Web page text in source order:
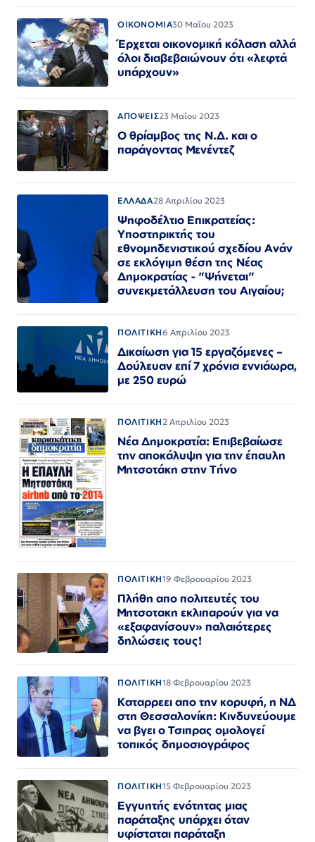
ΟΙΚΟΝΟΜΙΑ30 Μαΐου 2023
Έρχεται οικονομική κόλαση αλλά
όλοι διαβεβαιώνουν ότι «λεφτά
υπάρχουν»
ΑΠΟΨΕΙΣ23 Μαΐου 2023
Ο θρίαμβος της Ν.Δ. και ο
παράγοντας Μενέντεζ
ΕΛΛΑΔΑ28 Απριλίου 2023
Ψηφοδέλτιο Επικρατείας:
Υποστηρικτής του
εθνομηδενιστικού σχεδίου Ανάν
σε εκλόγιμη θέση της Νέας
Δημοκρατίας - "Ψήνεται"
συνεκμετάλλευση του Αιγαίου;
ΠΟΛΙΤΙΚΗ6 Απριλίου 2023
Δικαίωση για 15 εργαζόμενες –
Δούλευαν επί 7 χρόνια εννιάωρα,
με 250 ευρώ
ΠΟΛΙΤΙΚΗ 2 Απριλίου 2023
Νέα Δημοκρατία: Επιβεβαίωσε
την αποκάλυψη για την έπαυλη
Μητσοτάκη στην Τήνο
ΠΟΛΙΤΙΚΗ19 Φεβρουαρίου 2023
Πλήθη απο πολιτευτές του
Μητσοτακη εκλιπαρούν για να
«εξαφανίσουν» παλαιότερες
δηλώσεις τους!
ΠΟΛΙΤΙΚΗ18 Φεβρουαρίου 2023
Καταρρεει απο την κορυφή, η ΝΔ
στη Θεσσαλονίκη: Κινδυνεύουμε
να βγει ο Τσιπρας ομολογεί
τοπικός δημοσιογράφος
ΠΟΛΙΤΙΚΗ15 Φεβρουαρίου 2023
Εγγυητής ενότητας μιας
παράταξης υπάρχει όταν
υφίσταται παράταξη